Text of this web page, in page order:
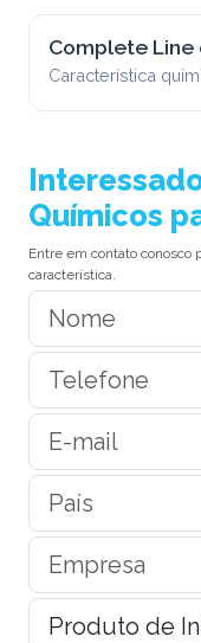
Complete Line
Característica
Químicos
Entre em contato conosco
característica.